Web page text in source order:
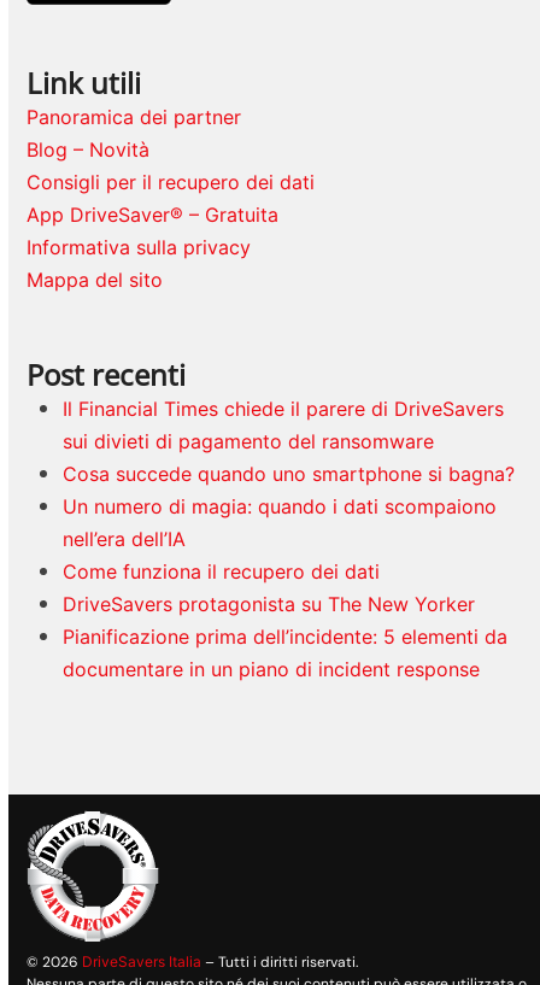
Link utili
Panoramica dei partner
Blog – Novità
Consigli per il recupero dei dati
App DriveSaver® – Gratuita
Informativa sulla privacy
Mappa del sito
Post recenti
Il Financial Times chiede il parere di DriveSavers
sui divieti di pagamento del ransomware
Cosa succede quando uno smartphone si bagna?
Un numero di magia: quando i dati scompaiono
nell’era dell’IA
Come funziona il recupero dei dati
DriveSavers protagonista su The New Yorker
Pianificazione prima dell’incidente: 5 elementi da
documentare in un piano di incident response
© 2026 DriveSavers Italia – Tutti i diritti riservati.